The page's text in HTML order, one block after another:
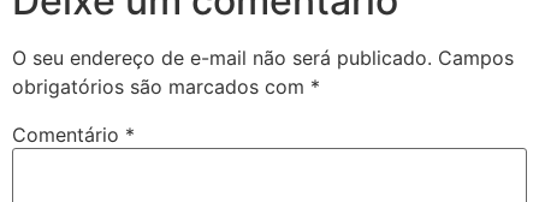
O seu endereço de e-mail não será publicado. Campos
obrigatórios são marcados com *
Comentário *